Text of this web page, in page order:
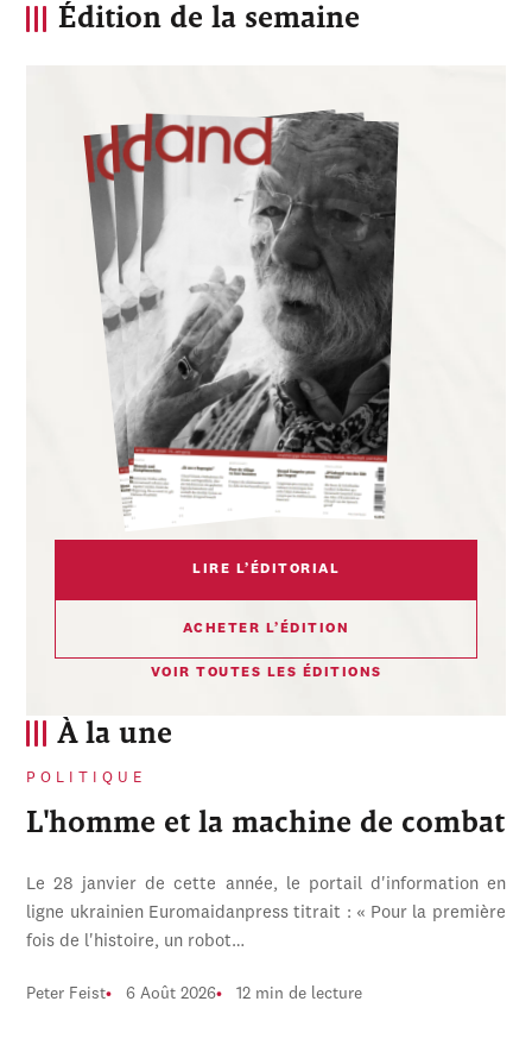
À la une
POLITIQUE
L'homme et la machine de combat
Le 28 janvier de cette année, le portail d'information en
ligne ukrainien Euromaidanpress titrait : « Pour la première
fois de l'histoire, un robot…
Peter Feist 6 Août 2026 12 min de lecture
Édition de la semaine
LIRE L’ÉDITORIAL
ACHETER L’ÉDITION
VOIR TOUTES LES ÉDITIONS